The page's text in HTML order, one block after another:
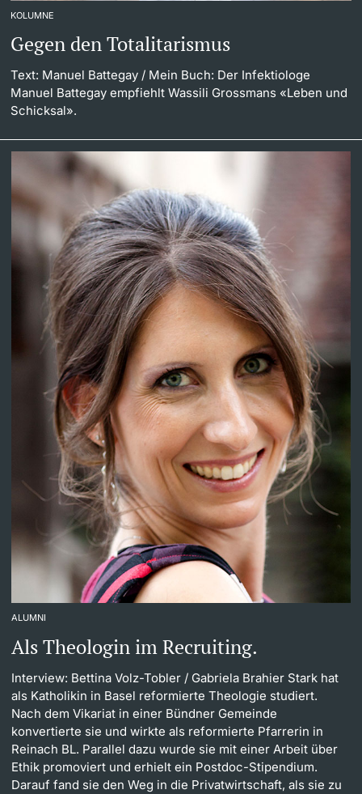
KOLUMNE
Gegen den Totalitarismus
Text: Manuel Battegay / Mein Buch: Der Infektiologe
Manuel Battegay empfiehlt Wassili Grossmans «Leben und
Schicksal».
ALUMNI
Als Theologin im Recruiting.
Interview: Bettina Volz-Tobler / Gabriela Brahier Stark hat
als Katholikin in Basel reformierte Theologie studiert.
Nach dem Vikariat in einer Bündner Gemeinde
konvertierte sie und wirkte als reformierte Pfarrerin in
Reinach BL. Parallel dazu wurde sie mit einer Arbeit über
Ethik promoviert und erhielt ein Postdoc-Stipendium.
Darauf fand sie den Weg in die Privatwirtschaft, als sie zu